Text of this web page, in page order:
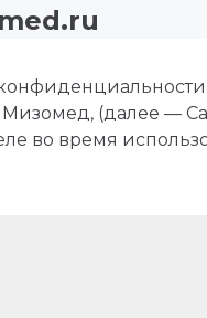
(далее —
во время